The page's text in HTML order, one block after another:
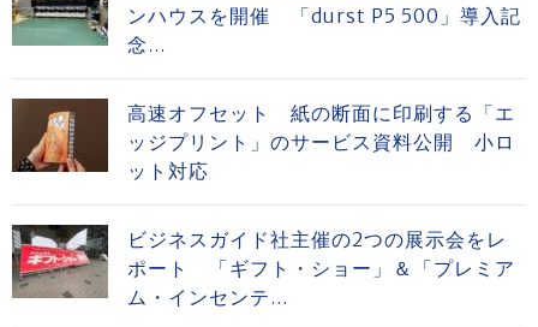
ンハウスを開催 「durst P5 500」導入記
念...
高速オフセット 紙の断面に印刷する「エ
ッジプリント」のサービス資料公開 小ロ
ット対応
ビジネスガイド社主催の2つの展示会をレ
ポート 「ギフト・ショー」＆「プレミア
ム・インセンテ...